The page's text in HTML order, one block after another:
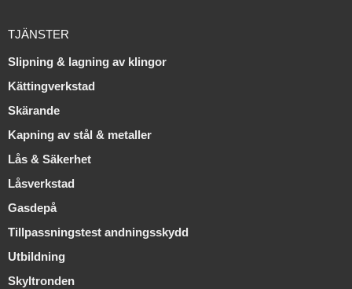
TJÄNSTER
Slipning & lagning av klingor
Kättingverkstad
Skärande
Kapning av stål & metaller
Lås & Säkerhet
Låsverkstad
Gasdepå
Tillpassningstest andningsskydd
Utbildning
Skyltronden